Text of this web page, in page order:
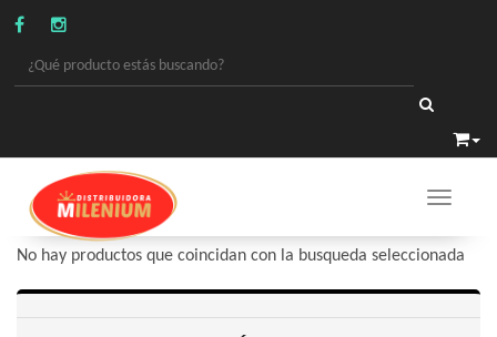
Toggle
LIBRERÍA
COMBOS
No hay productos que coincidan con la busqueda seleccionada